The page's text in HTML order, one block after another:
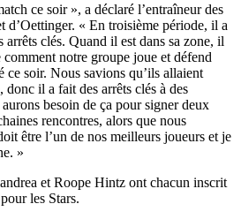
ce soir », a déclaré l’entraîneur des
d’Oettinger. « En troisième période, il a
arrêts clés. Quand il est dans sa zone, il
notre groupe joue et défend
soir. Nous savions qu’ils allaient
donc il a fait des arrêts clés à des
besoin de ça pour signer deux
rencontres, alors que nous
être l’un de nos meilleurs joueurs et je
»
et Roope Hintz ont chacun inscrit
les Stars.